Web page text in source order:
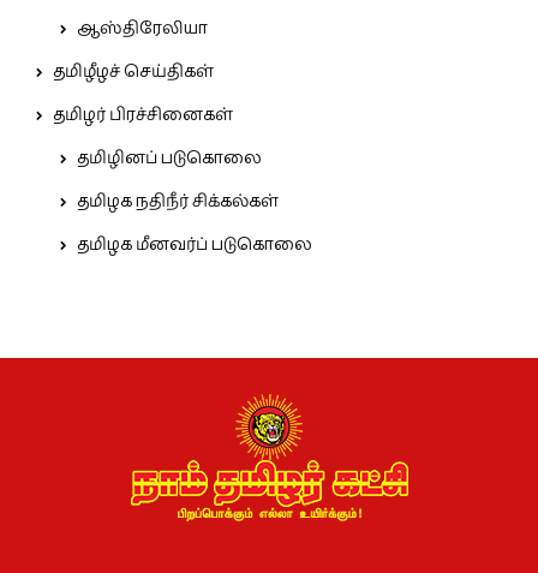
ஆஸ்திரேலியா
தமிழீழச் செய்திகள்
தமிழர் பிரச்சினைகள்
தமிழினப் படுகொலை
தமிழக நதிநீர் சிக்கல்கள்
தமிழக மீனவர்ப் படுகொலை